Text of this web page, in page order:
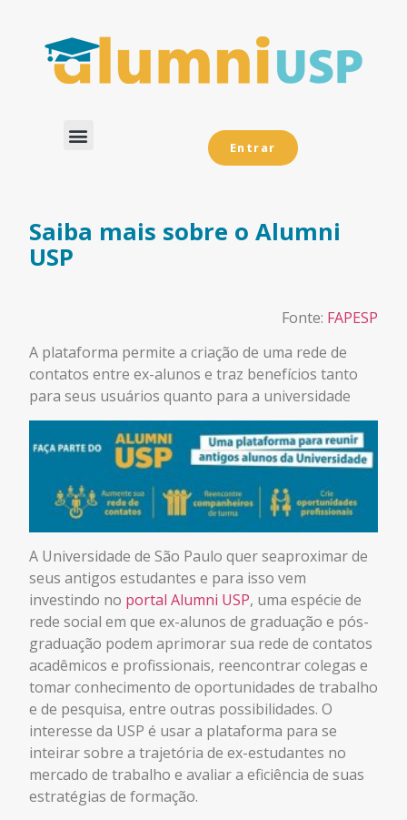
Entrar
Saiba mais sobre o Alumni
USP
Fonte: FAPESP
A plataforma permite a criação de uma rede de
contatos entre ex-alunos e traz benefícios tanto
para seus usuários quanto para a universidade
A Universidade de São Paulo quer seaproximar de
seus antigos estudantes e para isso vem
investindo no portal Alumni USP, uma espécie de
rede social em que ex-alunos de graduação e pós-
graduação podem aprimorar sua rede de contatos
acadêmicos e profissionais, reencontrar colegas e
tomar conhecimento de oportunidades de trabalho
e de pesquisa, entre outras possibilidades. O
interesse da USP é usar a plataforma para se
inteirar sobre a trajetória de ex-estudantes no
mercado de trabalho e avaliar a eficiência de suas
estratégias de formação.